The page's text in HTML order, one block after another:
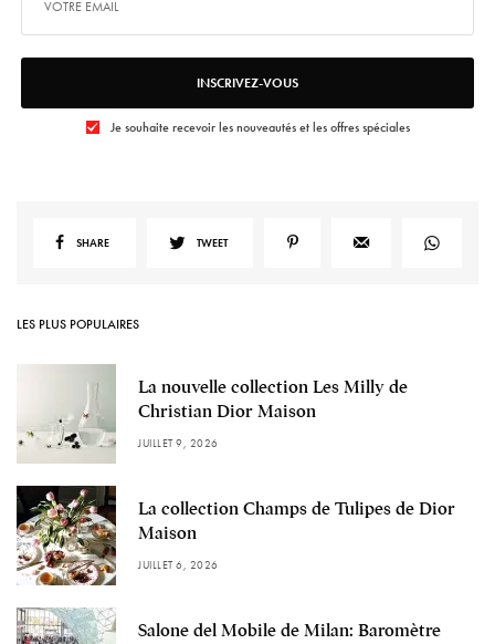
INSCRIVEZ-VOUS
Je souhaite recevoir les nouveautés et les offres spéciales
SHARE TWEET
LES PLUS POPULAIRES
La nouvelle collection Les Milly de
Christian Dior Maison
JUILLET 9, 2026
La collection Champs de Tulipes de Dior
Maison
JUILLET 6, 2026
Salone del Mobile de Milan: Baromètre